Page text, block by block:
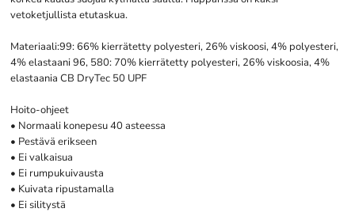
vetoketjullista etutaskua.
Materiaali:99: 66% kierrätetty polyesteri, 26% viskoosi, 4% polyesteri,
4% elastaani 96, 580: 70% kierrätetty polyesteri, 26% viskoosia, 4%
elastaania CB DryTec 50 UPF
Hoito-ohjeet
• Normaali konepesu 40 asteessa
• Pestävä erikseen
• Ei valkaisua
• Ei rumpukuivausta
• Kuivata ripustamalla
• Ei silitystä